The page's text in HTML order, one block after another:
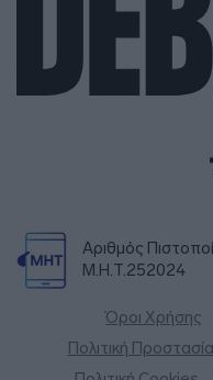
Αριθμός
Μ.Η.Τ.252024
Όροι Χρήσης
Πολιτική